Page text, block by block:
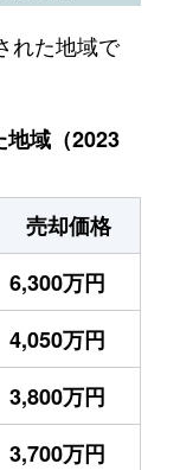
れた地域で
地域（2023
売却価格
6,300万円
4,050万円
3,800万円
3,700万円